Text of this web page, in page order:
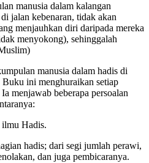
manusia dalam kalangan
jalan kebenaran, tidak akan
menjauhkan diri daripada mereka
menyokong), sehinggalah
manusia dalam hadis di
ini menghuraikan setiap
menjawab beberapa persoalan
ilmu Hadis.
hadis; dari segi jumlah perawi,
dan juga pembicaranya.